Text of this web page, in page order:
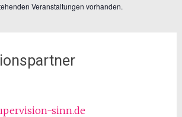
Veranstaltungen vorhanden.
sinn.de